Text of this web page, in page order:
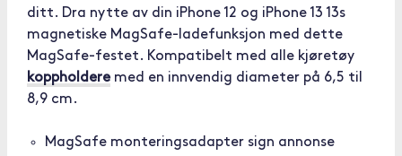
ditt. Dra nytte av din iPhone 12 og iPhone 13 13s
magnetiske MagSafe-ladefunksjon med dette
MagSafe-festet. Kompatibelt med alle kjøretøy
koppholderemed en innvendig diameter på 6,5 til
8,9 cm.
MagSafe monteringsadapter sign annonse